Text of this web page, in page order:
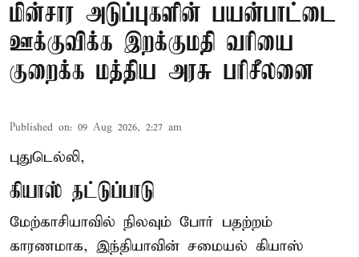
மின்சார அடுப்புகளின் பயன்பாட்டை
ஊக்குவிக்க இறக்குமதி வரியை
குறைக்க மத்திய அரசு பரிசீலனை
Published on: 09 Aug 2026, 2:27 am
புதுடெல்லி,
கியாஸ் தட்டுப்பாடு
மேற்காசியாவில் நிலவும் போர் பதற்றம்
காரணமாக, இந்தியாவின் சமையல் கியாஸ்